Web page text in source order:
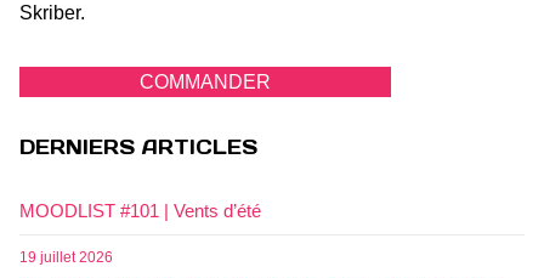
Skriber.
COMMANDER
DERNIERS ARTICLES
MOODLIST #101 | Vents d’été
19 juillet 2026